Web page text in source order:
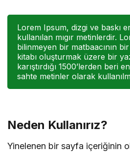
distribütörü oldu
Lorem Ipsum, dizgi ve baskı
kullanılan mıgır metinlerdir.
bilinmeyen bir matbaacının
kitabı oluşturmak üzere bir
karıştırdığı 1500’lerden beri
sahte metinler olarak
Neden Kullanırız?
Yinelenen bir sayfa içeriğinin